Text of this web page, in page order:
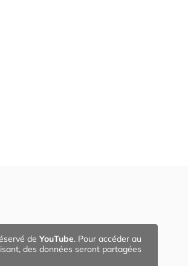
de YouTube. Pour accéder au
des données seront partagées